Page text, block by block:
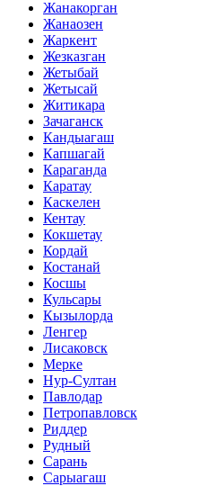
Жанакорган
Жанаозен
Жаркент
Жезказган
Жетыбай
Жетысай
Житикара
Зачаганск
Кандыагаш
Капшагай
Караганда
Каратау
Каскелен
Кентау
Кокшетау
Кордай
Костанай
Косшы
Кульсары
Кызылорда
Ленгер
Лисаковск
Мерке
Нур-Султан
Павлодар
Петропавловск
Риддер
Рудный
Сарань
Сарыагаш